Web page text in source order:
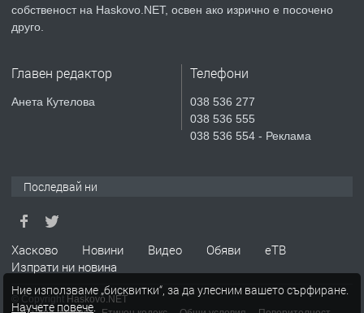
ПРЕДЛАГА
НАПЪЛНО ОБЗАВЕДЕН И
Давам гараж под наем
ремонт в Хасково-център без
посредник 0889537426
собственост на Haskovo.NET, освен ако изрично е посочено
друго.
Главен редактор
Анета Кутелова
Телефони
038 536 277
038 536 555
038 536 554 - Реклама
Последвай ни
Хасково Новини Видео Обяви
еТВ
Изпрати ни новина
© Copyright Haskovo.NET
Ние използваме „бисквитки“, за да улесним вашето сърфиране.
Научете повече.